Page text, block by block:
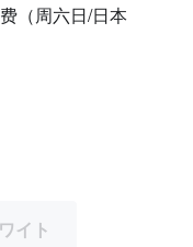
（周六日/日本
イト